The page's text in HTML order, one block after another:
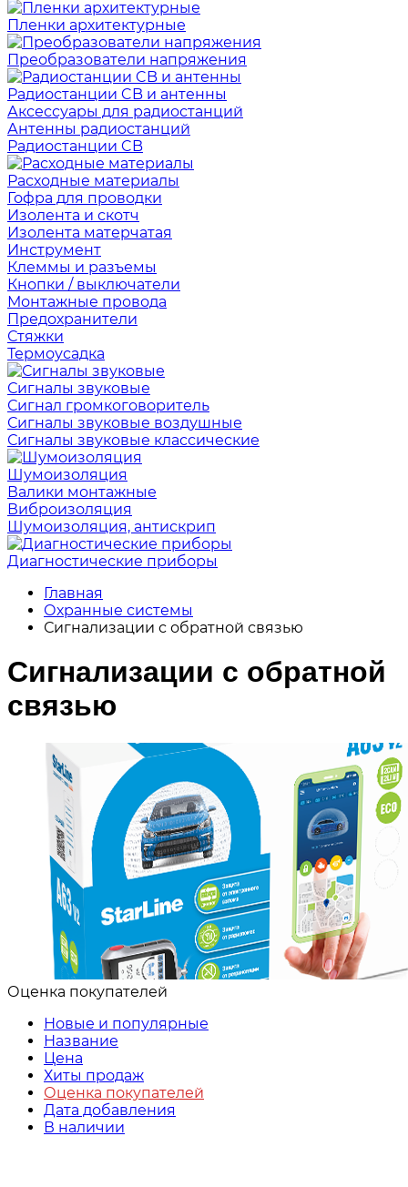
Пленки архитектурные
Преобразователи напряжения
Радиостанции CB и антенны
Аксессуары для радиостанций
Антенны радиостанций
Радиостанции CB
Расходные материалы
Гофра для проводки
Изолента и скотч
Изолента матерчатая
Инструмент
Клеммы и разъемы
Кнопки / выключатели
Монтажные провода
Предохранители
Стяжки
Термоусадка
Сигналы звуковые
Сигнал громкоговоритель
Сигналы звуковые воздушные
Сигналы звуковые классические
Шумоизоляция
Валики монтажные
Виброизоляция
Шумоизоляция, антискрип
Диагностические приборы
Главная
Охранные системы
Сигнализации с обратной связью
Сигнализации с обратной
связью
Оценка покупателей
Новые и популярные
Название
Цена
Хиты продаж
Оценка покупателей
Дата добавления
В наличии